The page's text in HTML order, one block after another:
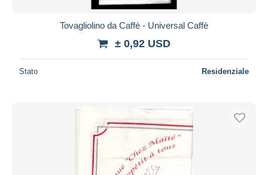
Tovagliolino da Caffè - Universal Caffè
± 0,92 USD
Stato Residenziale